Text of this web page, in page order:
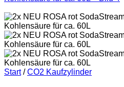
Start / CO2 Kaufzylinder